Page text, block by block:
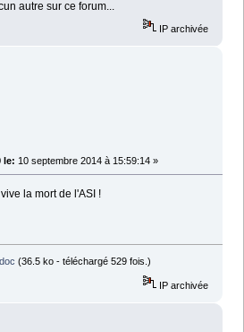
autre sur ce forum...
IP archivée
le: 10 septembre 2014 à 15:59:14 »
la mort de l'ASI !
(36.5 ko - téléchargé 529 fois.)
IP archivée